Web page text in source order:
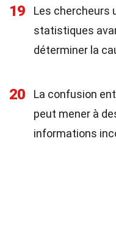
19
Les chercheurs
statistiques
déterminer la
20
La confusion
peut mener à
informations